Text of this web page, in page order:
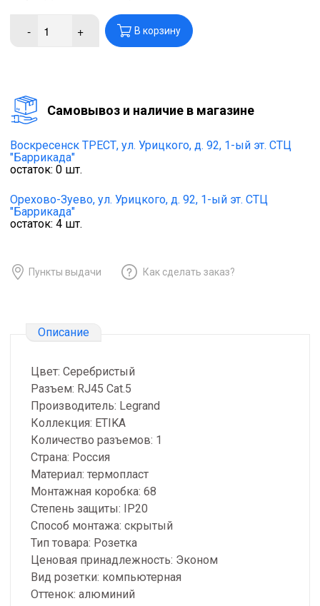
- + В корзину
Cамовывоз и наличие в магазине
Воскресенск ТРЕСТ, ул. Урицкого, д. 92, 1-ый эт. СТЦ
"Баррикада"
остаток: 0 шт.
Орехово-Зуево, ул. Урицкого, д. 92, 1-ый эт. СТЦ
"Баррикада"
остаток: 4 шт.
Пункты выдачи Как сделать заказ?
Описание
Цвет: Серебристый
Разъем: RJ45 Cat.5
Производитель: Legrand
Коллекция: ETIKA
Количество разъемов: 1
Страна: Россия
Материал: термопласт
Монтажная коробка: 68
Степень защиты: IP20
Способ монтажа: скрытый
Тип товара: Розетка
Ценовая принадлежность: Эконом
Вид розетки: компьютерная
Оттенок: алюминий